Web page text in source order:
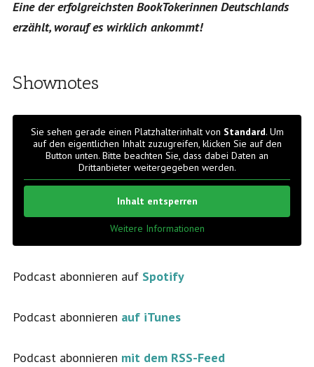
Eine der erfolgreichsten BookTokerinnen Deutschlands
erzählt, worauf es wirklich ankommt!
Shownotes
Sie sehen gerade einen Platzhalterinhalt von Standard. Um
auf den eigentlichen Inhalt zuzugreifen, klicken Sie auf den
Button unten. Bitte beachten Sie, dass dabei Daten an
Drittanbieter weitergegeben werden.
Inhalt entsperren
Weitere Informationen
Podcast abonnieren auf Spotify
Podcast abonnieren auf iTunes
Podcast abonnieren mit dem RSS-Feed